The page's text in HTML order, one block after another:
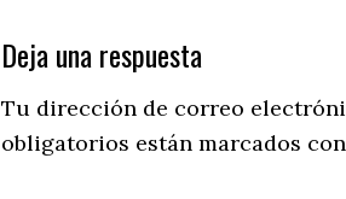
Reader
Interactions
Deja una respuesta
Tu dirección de correo
obligatorios están marcados con